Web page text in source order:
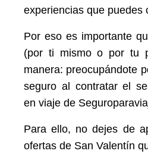
experiencias que puedes
Por eso es importante
(por ti mismo o por tu
manera: preocupándote
seguro al contratar el
en viaje de
Para ello, no dejes de
ofertas de San Valentín